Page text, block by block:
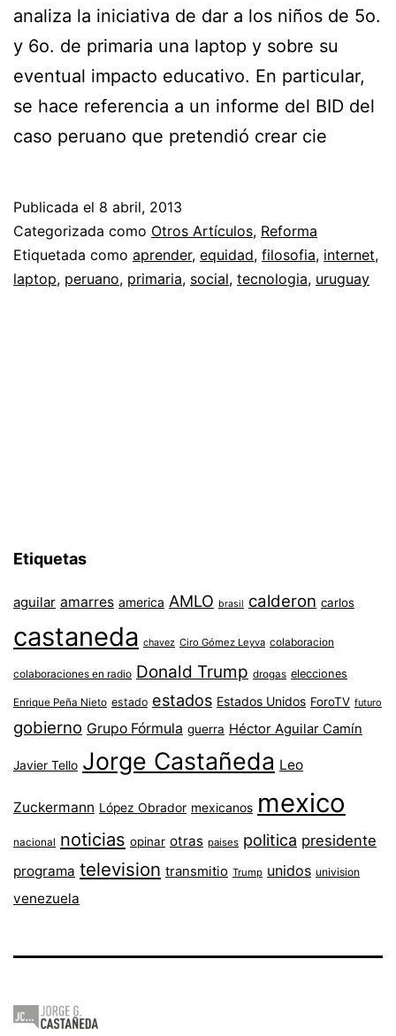
analiza la iniciativa de dar a los niños de 5o.
y 6o. de primaria una laptop y sobre su
eventual impacto educativo. En particular,
se hace referencia a un informe del BID del
caso peruano que pretendió crear cie
Publicada el 8 abril, 2013
Categorizada como Otros Artículos, Reforma
Etiquetada como aprender, equidad, filosofia, internet,
laptop, peruano, primaria, social, tecnologia, uruguay
Etiquetas
aguilar amarres america AMLO brasil calderon carlos
castaneda chavez Ciro Gómez Leyva colaboracion
colaboraciones en radio Donald Trump drogas elecciones
Enrique Peña Nieto estado estados Estados Unidos ForoTV futuro
gobierno Grupo Fórmula guerra Héctor Aguilar Camín
Javier Tello Jorge Castañeda Leo
Zuckermann López Obrador mexicanos mexico
nacional noticias opinar otras paises politica presidente
programa television transmitio Trump unidos univision
venezuela